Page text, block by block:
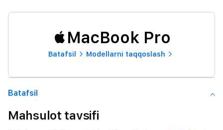
MacBook Pro
Batafsil Modellarni taqqoslash
Batafsil
Mahsulot tavsifi